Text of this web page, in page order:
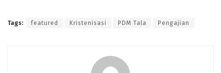
Tags: featured Kristenisasi PDM Tala Pengajian